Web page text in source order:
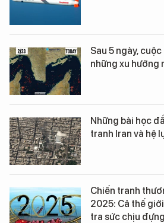
Sau 5 ngày,
những xu hướng
Những bài học
tranh Iran và hệ
Chiến tranh
2025: Cả thế
tra sức chịu